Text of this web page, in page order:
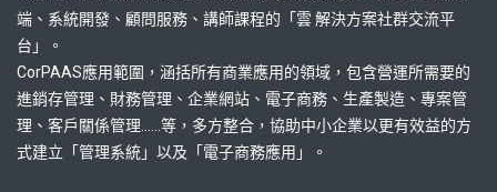
端、系統開發、顧問服務、講師課程的「雲 解決方案社群交流平
台」。
CorPAAS應用範圍，涵括所有商業應用的領域，包含營運所需要的
進銷存管理、財務管理、企業網站、電子商務、生產製造、專案管
理、客戶關係管理......等，多方整合，協助中小企業以更有效益的方
式建立「管理系統」以及「電子商務應用」。